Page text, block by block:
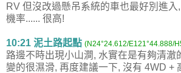
RV 但沒改過懸吊系統的車也最好別進
機率...... 很高!
10:21 泥土路起點 (N24°24.612/E121°44.888/
路邊不時出現小山澗, 水實在是有夠清澈
變的很濕滑, 再度建議一下, 沒有 4WD +